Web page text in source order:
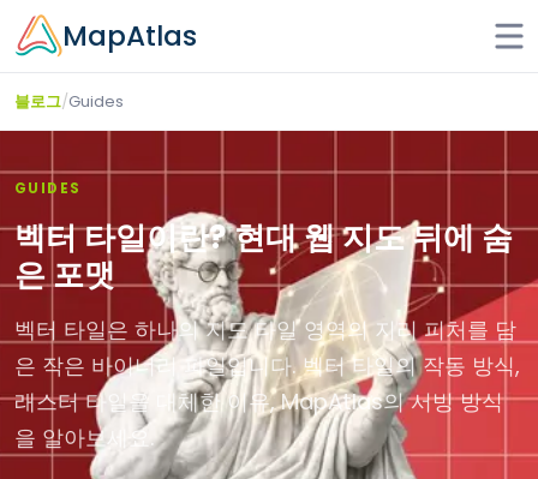
Skip to main content
MapAtlas
블로그/Guides
GUIDES
벡터 타일이란? 현대 웹 지도 뒤에 숨
은 포맷
벡터 타일은 하나의 지도 타일 영역의 지리 피처를 담
은 작은 바이너리 파일입니다. 벡터 타일의 작동 방식,
래스터 타일을 대체한 이유, MapAtlas의 서빙 방식
을 알아보세요.